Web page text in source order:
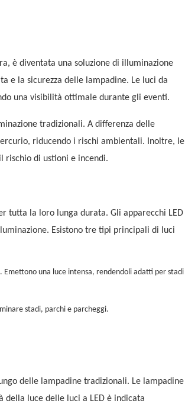
è diventata una soluzione di illuminazione
e la sicurezza delle lampadine. Le luci da
una visibilità ottimale durante gli eventi.
tradizionali. A differenza delle
riducendo i rischi ambientali. Inoltre, le
rischio di ustioni e incendi.
tutta la loro lunga durata. Gli apparecchi LED
Esistono tre tipi principali di luci
una luce intensa, rendendoli adatti per stadi
stadi, parchi e parcheggi.
delle lampadine tradizionali. Le lampadine
luce delle luci a LED è indicata